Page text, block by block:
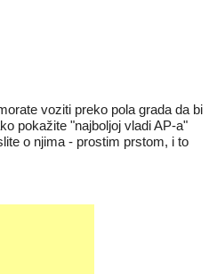
voziti preko pola grada da bi
pokažite "najboljoj vladi AP-a"
o njima - prostim prstom, i to